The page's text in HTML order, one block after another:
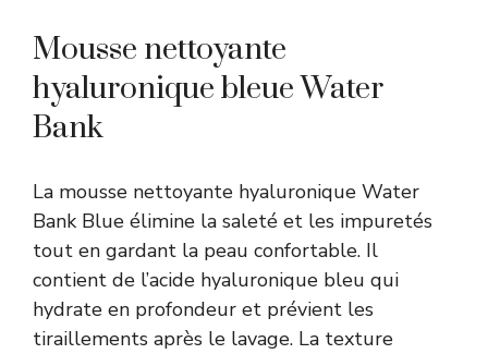
Mousse nettoyante
hyaluronique bleue Water
Bank
La mousse nettoyante hyaluronique Water
Bank Blue élimine la saleté et les impuretés
tout en gardant la peau confortable. Il
contient de l’acide hyaluronique bleu qui
hydrate en profondeur et prévient les
tiraillements après le lavage. La texture